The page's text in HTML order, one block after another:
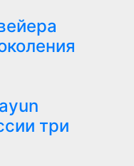
три